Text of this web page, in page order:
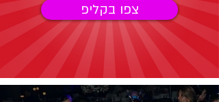
צפו בקליפ